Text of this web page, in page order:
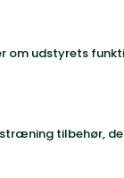
om udstyrets
tilbehør,